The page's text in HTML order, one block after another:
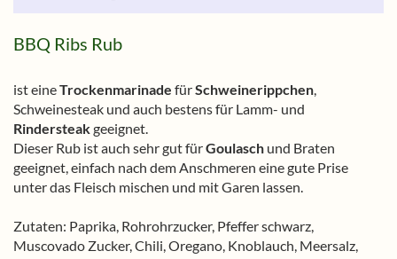
BBQ Ribs Rub
ist eineTrockenmarinade fürSchweinerippchen,
Schweinesteak und auch bestens für Lamm- und
Rindersteakgeeignet.
Dieser Rub ist auch sehr gut fürGoulasch und Braten
geeignet, einfach nach dem Anschmeren eine gute Prise
unter das Fleisch mischen und mit Garen lassen.
Zutaten: Paprika, Rohrohrzucker, Pfeffer schwarz,
Muscovado Zucker, Chili, Oregano, Knoblauch, Meersalz,